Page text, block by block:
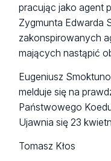
pracując jako agent
Zygmunta Edwarda
zakonspirowanych
mających nastąpić
Eugeniusz
melduje się na
Państwowego
Ujawnia się 23
Tomasz Kłos